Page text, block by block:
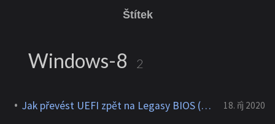
Štítek
Windows-8 2
Jak převést UEFI zpět na Legasy BIOS (Windows 7,8 a 10) 18. říj 2020